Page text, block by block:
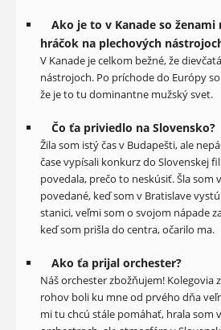
Ako je to v Kanade so ženami
hráčok na plechových
V Kanade je celkom bežné, že
nástrojoch. Po príchode do Európy
že je to tu dominantne mužský svet.
Čo ťa priviedlo na Slovensko?
Žila som istý čas v Budapešti, ale
čase vypísali konkurz do Slovenskej
povedala, prečo to neskúsiť. Šla som
povedané, keď som v Bratislave
stanici, veľmi som o svojom nápade
keď som prišla do centra, očarilo ma.
Ako ťa prijal orchester?
Náš orchester zbožňujem! Kolegovia
rohov boli ku mne od prvého dňa
mi tu chcú stále pomáhať, hrala som